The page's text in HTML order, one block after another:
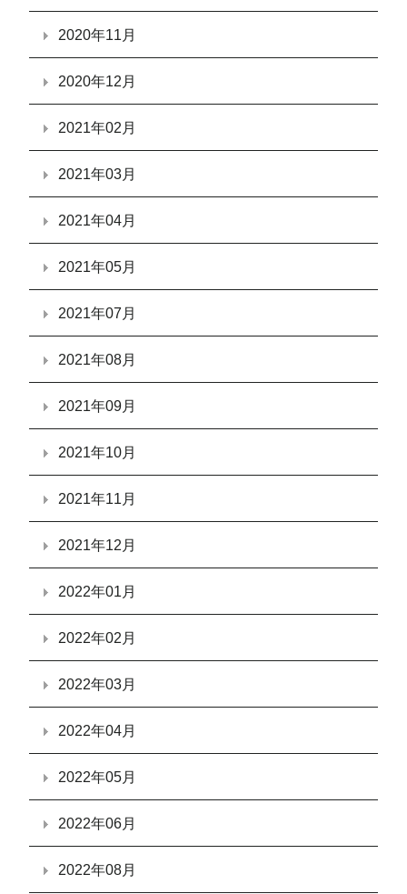
2020年11月
2020年12月
2021年02月
2021年03月
2021年04月
2021年05月
2021年07月
2021年08月
2021年09月
2021年10月
2021年11月
2021年12月
2022年01月
2022年02月
2022年03月
2022年04月
2022年05月
2022年06月
2022年08月